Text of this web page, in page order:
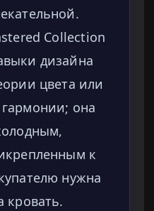
Collection
дизайна
цвета или
она
к
нужна
кровать.